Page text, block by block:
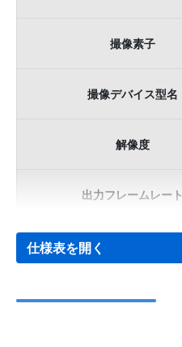
撮像素子
撮像デバイス型名
解像度
出力フレームレート
仕様表を開く